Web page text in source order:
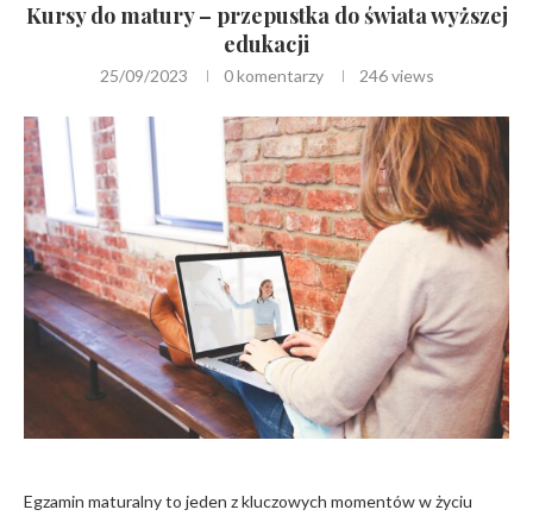
Kursy do matury – przepustka do świata wyższej
edukacji
25/09/2023 0 komentarzy 246views
Egzamin maturalny to jeden z kluczowych momentów w życiu